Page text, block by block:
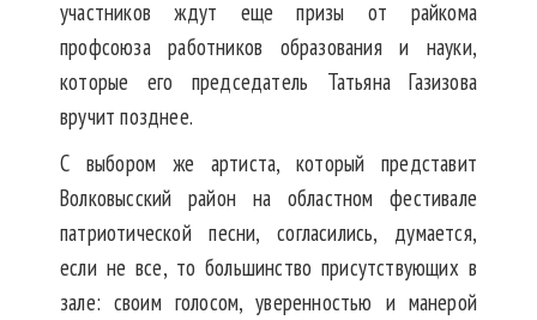
участников ждут еще призы от райкома
профсоюза работников образования и науки,
которые его председатель Татьяна Газизова
вручит позднее.
С выбором же артиста, который представит
Волковысский район на областном фестивале
патриотической песни, согласились, думается,
если не все, то большинство присутствующих в
зале: своим голосом, уверенностью и манерой